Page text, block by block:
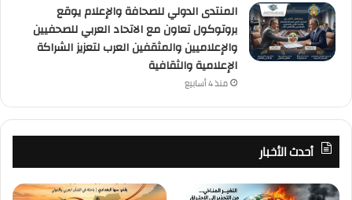
المنتدى الدولي للصحافة والإعلام يوقع
بروتوكول تعاون مع الاتحاد العربي للصحفيين
والإعلاميين والمثقفين العرب لتعزيز الشراكة
الإعلامية والثقافية
منذ 4 أسابيع
أحدث الأخبار